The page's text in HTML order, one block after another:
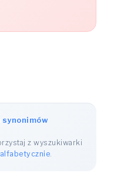
z wyszukiwarki
.